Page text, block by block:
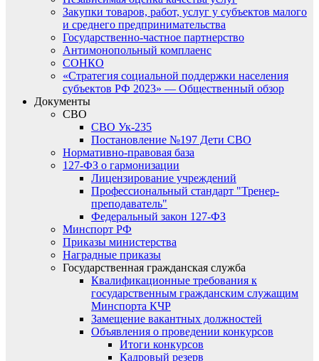
Закупки товаров, работ, услуг у субъектов малого
и среднего предпринимательства
Государственно-частное партнерство
Антимонопольный комплаенс
СОНКО
«Стратегия социальной поддержки населения
субъектов РФ 2023» — Общественный обзор
Документы
СВО
СВО Ук-235
Постановление №197 Дети СВО
Нормативно-правовая база
127-ФЗ о гармонизации
Лицензирование учреждений
Профессиональный стандарт "Тренер-
преподаватель"
Федеральный закон 127-ФЗ
Минспорт РФ
Приказы министерства
Наградные приказы
Государственная гражданская служба
Квалификационные требования к
государственным гражданским служащим
Минспорта КЧР
Замещение вакантных должностей
Объявления о проведении конкурсов
Итоги конкурсов
Кадровый резерв